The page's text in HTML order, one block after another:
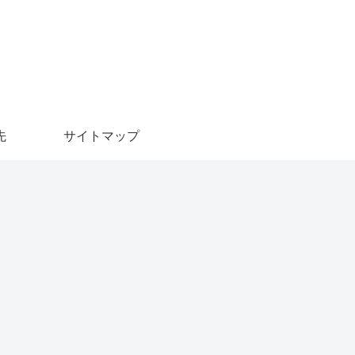
サイトマップ